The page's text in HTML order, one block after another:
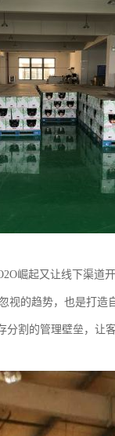
崛起又让线下渠道
视的趋势，也是打
割的管理壁垒，让